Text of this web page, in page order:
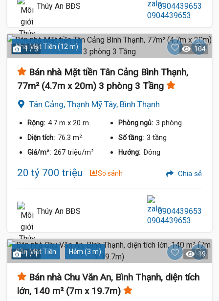
Thúy An BĐS 0904439653
Nhà Mặt Tiền (12 m)
1 / 3 104
Bán nhà Mặt tiền Tân Cảng Bình Thạnh,
77m² (4.7m x 20m) 3 phòng 3 Tầng
Tân Cảng, Thạnh Mỹ Tây, Bình Thạnh
Rộng: 4.7 m x 20 m Phòng ngủ: 3 phòng
Diện tích: 76.3 m² Số tầng: 3 tầng
Giá/m²: 267 triệu/m² Hướng: Đông
20 tỷ 700 triệu So sánh Chia sẻ
Thúy An BĐS 0904439653
Gần Mặt Tiền Hẻm (3 m)
1 / 1 19
Bán nhà Chu Văn An, Bình Thạnh, diện tích
lớn, 140 m² (7m x 19.7m)